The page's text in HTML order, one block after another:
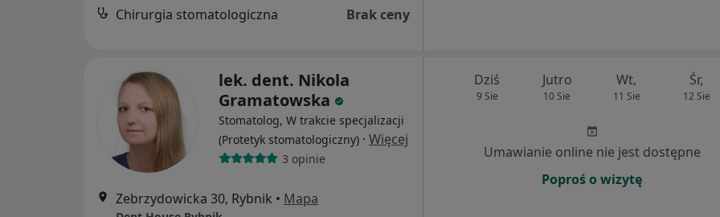
Chirurgia stomatologiczna Brak ceny
lek. dent. Nikola
Gramatowska
Stomatolog, W trakcie specjalizacji
(Protetyk stomatologiczny) · Więcej
3 opinie
Zebrzydowicka 30, Rybnik • Mapa
Dziś
9 Sie
Jutro
10 Sie
Wt,
11 Sie
Śr,
12 Sie
Umawianie online nie jest dostępne
Poproś o wizytę